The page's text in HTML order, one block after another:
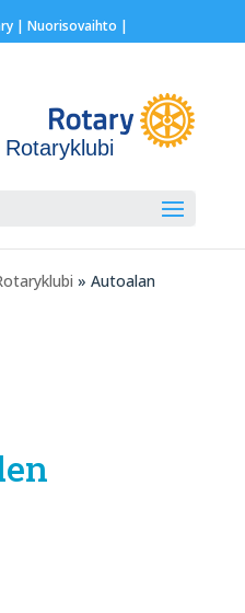
| Nuorisovaihto |
» Autoalan